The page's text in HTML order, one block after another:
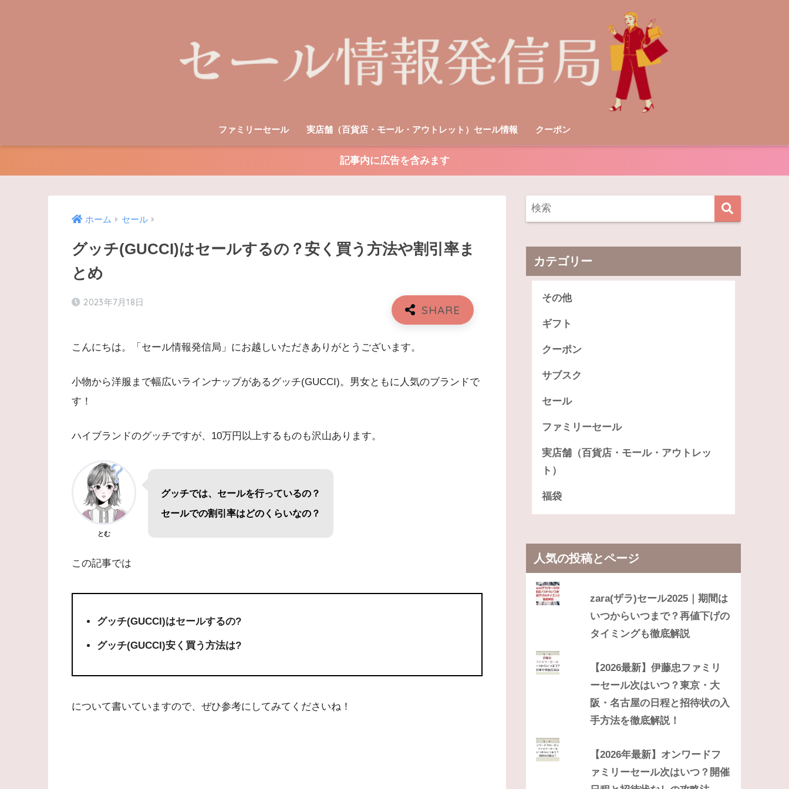
ファミリーセール 実店舗（百貨店・モール・アウトレット）セール情報 クーポン
記事内に広告を含みます
ホーム セール
グッチ(GUCCI)はセールするの？安く買う方法や割引率ま
とめ
2023年7月18日
こんにちは。「セール情報発信局」にお越しいただきありがとうございます。
小物から洋服まで幅広いラインナップがあるグッチ(GUCCI)。男女ともに人気のブランドで
す！
ハイブランドのグッチですが、10万円以上するものも沢山あります。
とむ
グッチでは、セールを行っているの？
セールでの割引率はどのくらいなの？
この記事では
グッチ(GUCCI)はセールするの?
グッチ(GUCCI)安く買う方法は?
について書いていますので、ぜひ参考にしてみてくださいね！
カテゴリー
その他
ギフト
クーポン
サブスク
セール
ファミリーセール
実店舗（百貨店・モール・アウトレッ
ト）
福袋
人気の投稿とページ
zara(ザラ)セール2025｜期間は
いつからいつまで？再値下げの
タイミングも徹底解説
【2026最新】伊藤忠ファミリ
ーセール次はいつ？東京・大
阪・名古屋の日程と招待状の入
手方法を徹底解説！
【2026年最新】オンワードフ
ァミリーセール次はいつ？開催